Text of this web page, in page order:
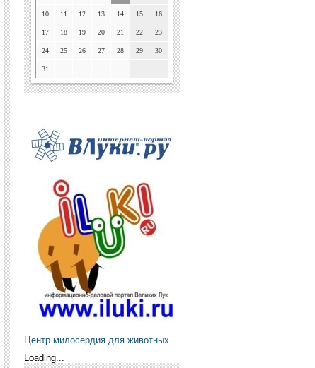
10 11 12 13 14 15 16
17 18 19 20 21 22 23
24 25 26 27 28 29 30
31
Центр милосердия для животных
Loading...